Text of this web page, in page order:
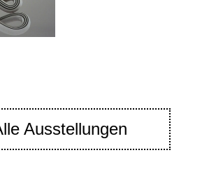
Ausstellungen